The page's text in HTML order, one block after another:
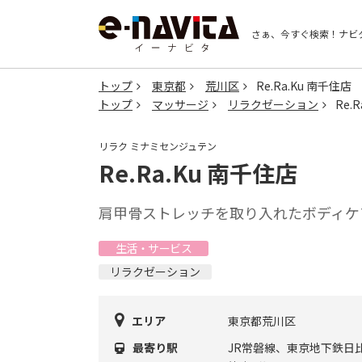
さぁ、今すぐ検索！ ナビ
トップ 東京都 荒川区
Re.Ra.Ku 南千住店
トップ
マッサージ リラクゼーション
リラク ミナミセンジュテン
Re.Ra.Ku 南千住店
肩甲骨ストレッチを取り入れたボディ
生活・サービス
リラクゼーション
エリア
東京都荒川区
最寄り駅
JR常磐線、東京地下鉄日